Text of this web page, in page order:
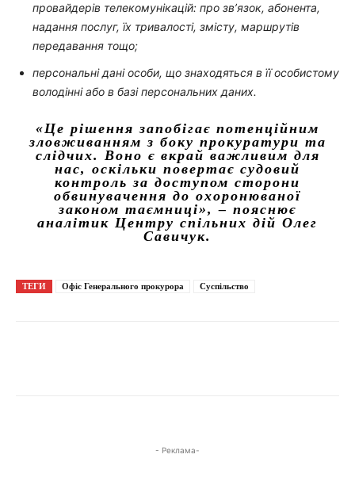
провайдерів телекомунікацій: про зв’язок, абонента,
надання послуг, їх тривалості, змісту, маршрутів
передавання тощо;
персональні дані особи, що знаходяться в її особистому
володінні або в базі персональних даних.
«Це рішення запобігає потенційним
зловживанням з боку прокуратури та
слідчих. Воно є вкрай важливим для
нас, оскільки повертає судовий
контроль за доступом сторони
обвинувачення до охоронюваної
законом таємниці», – пояснює
аналітик Центру спільних дій Олег
Савичук.
ТЕГИ Офіс Генерального прокурора Суспільство
- Реклама-